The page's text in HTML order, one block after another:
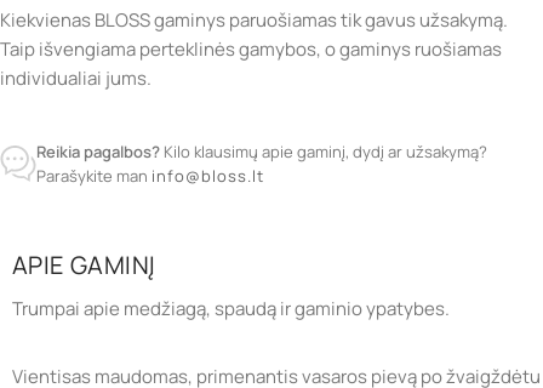
Kiekvienas BLOSS gaminys paruošiamas tik gavus užsakymą.
Taip išvengiama perteklinės gamybos, o gaminys ruošiamas
individualiai jums.
Reikia pagalbos? Kilo klausimų apie gaminį, dydį ar užsakymą?
Parašykite man info@bloss.lt
APIE GAMINĮ
Trumpai apie medžiagą, spaudą ir gaminio ypatybes.
Vientisas maudomas, primenantis vasaros pievą po